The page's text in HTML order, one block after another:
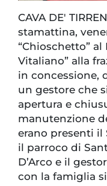
CAVA DE'
stamattina,
“Chioschetto” al
Vitaliano” alla
in concessione,
un gestore che
apertura e
manutenzione
erano presenti il
il parroco di
D’Arco e il
con la famiglia